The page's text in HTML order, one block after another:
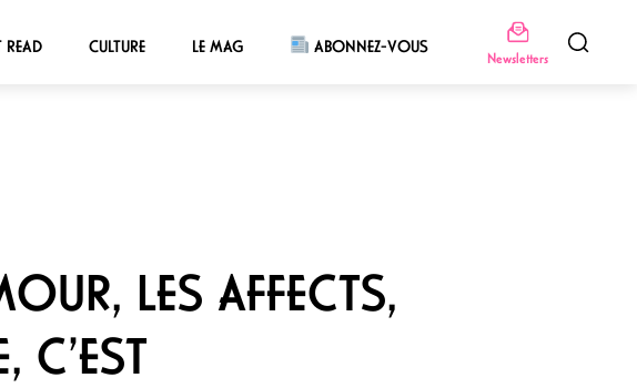
READ CULTURE LE MAG ABONNEZ-VOUS
Newsletters
LES AFFECTS,
C’EST